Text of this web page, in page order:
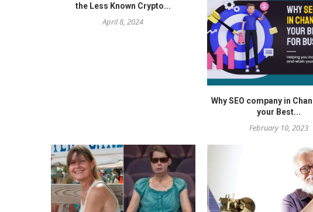
the Less Known Crypto...
April 8, 2024
Why SEO company in
your Best...
February 10, 2023